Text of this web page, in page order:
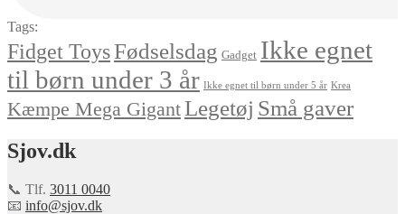
Tags:
Fidget ToysFødselsdag Gadget Ikke egnet
til børn under 3 år Ikke egnet til børn under 5 år Krea
Kæmpe Mega GigantLegetøj Små gaver
Sjov.dk
📞 Tlf. 3011 0040
📧 info@sjov.dk